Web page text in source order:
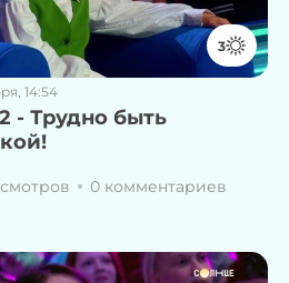
3
14:54
- Трудно быть
0 комментариев